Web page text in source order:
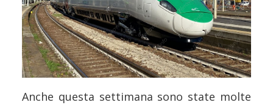
Anche questa settimana sono state molte